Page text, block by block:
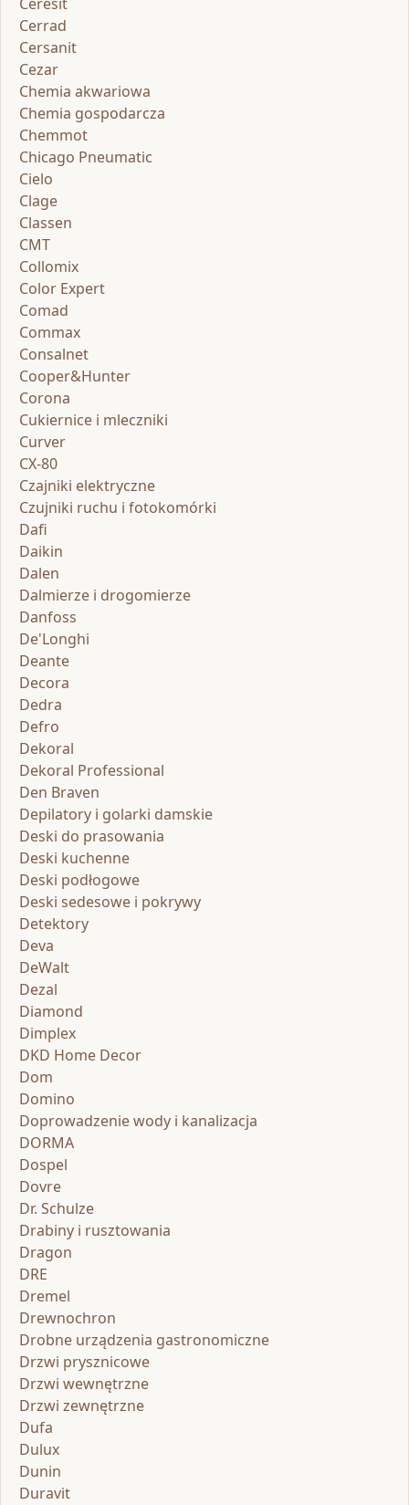
Cerrad
Cersanit
Cezar
Chemia akwariowa
Chemia gospodarcza
Chemmot
Chicago Pneumatic
Cielo
Clage
Classen
CMT
Collomix
Color Expert
Comad
Commax
Consalnet
Cooper&Hunter
Corona
Cukiernice i mleczniki
Curver
CX-80
Czajniki elektryczne
Czujniki ruchu i fotokomórki
Dafi
Daikin
Dalen
Dalmierze i drogomierze
Danfoss
De'Longhi
Deante
Decora
Dedra
Defro
Dekoral
Dekoral Professional
Den Braven
Depilatory i golarki damskie
Deski do prasowania
Deski kuchenne
Deski podłogowe
Deski sedesowe i pokrywy
Detektory
Deva
DeWalt
Dezal
Diamond
Dimplex
DKD Home Decor
Dom
Domino
Doprowadzenie wody i kanalizacja
DORMA
Dospel
Dovre
Dr. Schulze
Drabiny i rusztowania
Dragon
DRE
Dremel
Drewnochron
Drobne urządzenia gastronomiczne
Drzwi prysznicowe
Drzwi wewnętrzne
Drzwi zewnętrzne
Dufa
Dulux
Dunin
Duravit